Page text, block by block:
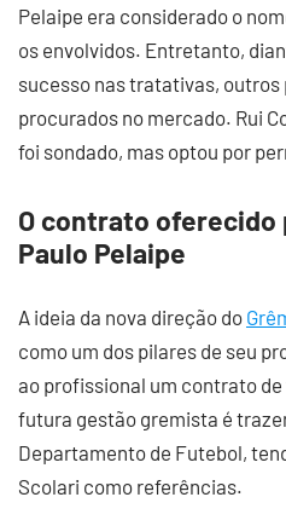
Pelaipe era considerado o
os envolvidos. Entretanto,
sucesso nas tratativas,
procurados no mercado. Rui
foi sondado, mas optou por
O contrato oferecido
Paulo Pelaipe
A ideia da nova direção do
como um dos pilares de seu
ao profissional um contrato de
futura gestão gremista é
Departamento de Futebol,
Scolari como referências.